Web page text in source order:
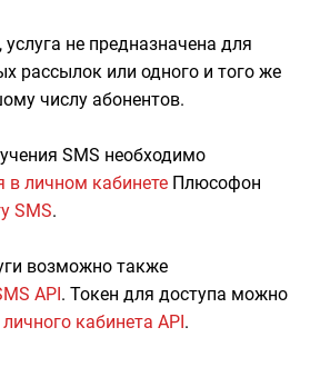
не предназначена для
рассылок или одного и того же
числу абонентов.
SMS необходимо
в личном кабинете Плюсофон
SMS.
возможно также
API. Токен для доступа можно
кабинета API.